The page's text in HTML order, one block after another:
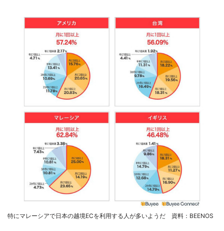
特にマレーシアで日本の越境ECを利用する人が多いようだ 資料：BEENOS